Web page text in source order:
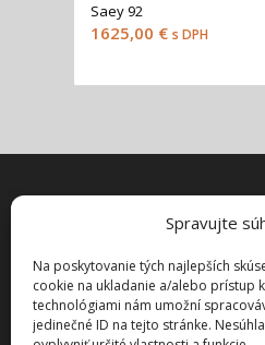
Spravujte
Na poskytovanie tých najlepších
cookie na ukladanie a/alebo prístup
technológiami nám umožní
jedinečné ID na tejto stránke.
Saey 92
1625,00 € s DPH